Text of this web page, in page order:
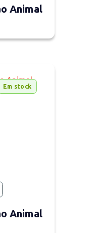
Animal
Em stock
Animal